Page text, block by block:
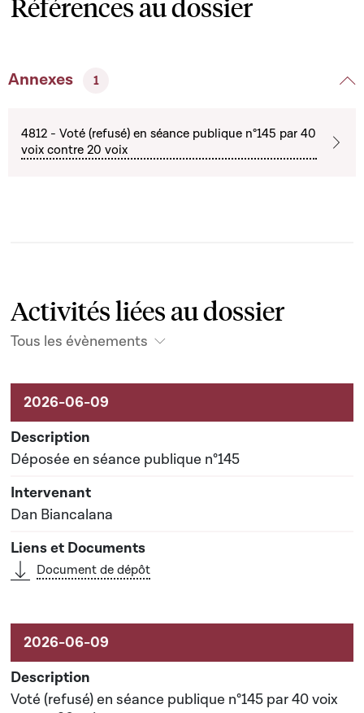
Références au dossier
Annexes 1
4812 - Voté (refusé) en séance publique n°145 par 40
voix contre 20 voix
Activités liées au dossier
Tous les évènements
Activités liées au dossier
Déposée en séance publique n°145
Dan Biancalana
Document de dépôt
Voté (refusé) en séance publique n°145 par 40 voix